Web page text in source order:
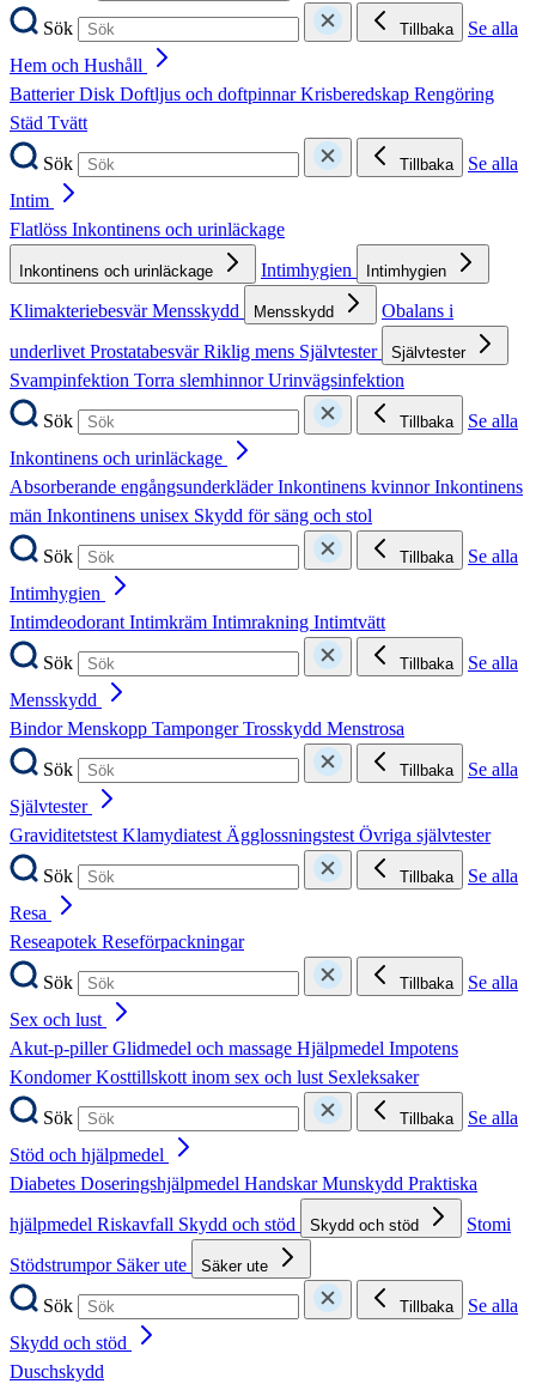
Sök
Tillbaka
Se alla
Hem och Hushåll
BatterierDisk Doftljus och doftpinnarKrisberedskap Rengöring
Städ Tvätt
Sök
Tillbaka
Se alla
Intim
Flatlöss Inkontinens och urinläckage
Inkontinens och urinläckage Intimhygien Intimhygien
KlimakteriebesvärMensskydd Mensskydd
Obalans i
underlivetProstatabesvärRiklig mens Självtester Självtester
Svampinfektion Torra slemhinnorUrinvägsinfektion
Sök
Tillbaka
Se alla
Inkontinens och urinläckage
Absorberande engångsunderkläderInkontinens kvinnorInkontinens
män Inkontinens unisex Skydd för säng och stol
Sök
Tillbaka
Se alla
Intimhygien
IntimdeodorantIntimkräm Intimrakning Intimtvätt
Sök
Tillbaka
Se alla
Mensskydd
BindorMenskopp TampongerTrosskydd Menstrosa
Sök
Tillbaka
Se alla
Självtester
GraviditetstestKlamydiatestÄgglossningstestÖvriga självtester
Sök
Tillbaka
Se alla
Resa
Reseapotek Reseförpackningar
Sök
Tillbaka
Se alla
Sex och lust
Akut-p-pillerGlidmedel och massage Hjälpmedel Impotens
KondomerKosttillskott inom sex och lust Sexleksaker
Sök
Tillbaka
Se alla
Stöd och hjälpmedel
Diabetes Doseringshjälpmedel HandskarMunskydd Praktiska
hjälpmedel Riskavfall Skydd och stöd Skydd och stöd
Stomi
Stödstrumpor Säker ute Säker ute
Sök Tillbaka
Se alla
Skydd och stöd
Duschskydd